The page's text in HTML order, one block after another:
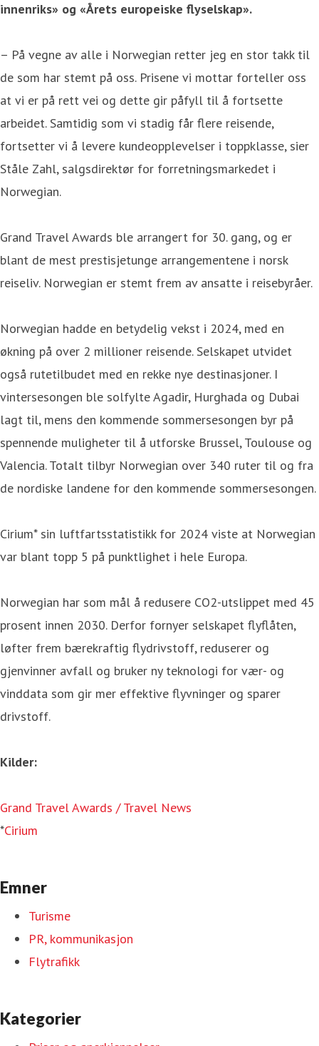
innenriks» og «Årets europeiske flyselskap».
– På vegne av alle i Norwegian retter jeg en stor takk til
de som har stemt på oss. Prisene vi mottar forteller oss
at vi er på rett vei og dette gir påfyll til å fortsette
arbeidet. Samtidig som vi stadig får flere reisende,
fortsetter vi å levere kundeopplevelser i toppklasse, sier
Ståle Zahl, salgsdirektør for forretningsmarkedet i
Norwegian.
Grand Travel Awards ble arrangert for 30. gang, og er
blant de mest prestisjetunge arrangementene i norsk
reiseliv. Norwegian er stemt frem av ansatte i reisebyråer.
Norwegian hadde en betydelig vekst i 2024, med en
økning på over 2 millioner reisende. Selskapet utvidet
også rutetilbudet med en rekke nye destinasjoner. I
vintersesongen ble solfylte Agadir, Hurghada og Dubai
lagt til, mens den kommende sommersesongen byr på
spennende muligheter til å utforske Brussel, Toulouse og
Valencia. Totalt tilbyr Norwegian over 340 ruter til og fra
de nordiske landene for den kommende sommersesongen.
Cirium* sin luftfartsstatistikk for 2024 viste at Norwegian
var blant topp 5 på punktlighet i hele Europa.
Norwegian har som mål å redusere CO2-utslippet med 45
prosent innen 2030. Derfor fornyer selskapet flyflåten,
løfter frem bærekraftig flydrivstoff, reduserer og
gjenvinner avfall og bruker ny teknologi for vær- og
vinddata som gir mer effektive flyvninger og sparer
drivstoff.
Kilder:
Grand Travel Awards / Travel News
*Cirium
Emner
Turisme
PR, kommunikasjon
Flytrafikk
Kategorier